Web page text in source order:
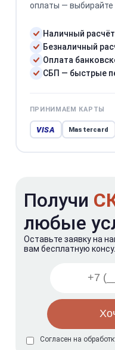
оплаты — выбирайте
Наличный расчёт
Безналичный
Оплата
СБП — быстрые
ПРИНИМАЕМ КАРТЫ
VISA Mastercard
Получи
любые
Оставьте заявку на
вам бесплатную
Согласен на